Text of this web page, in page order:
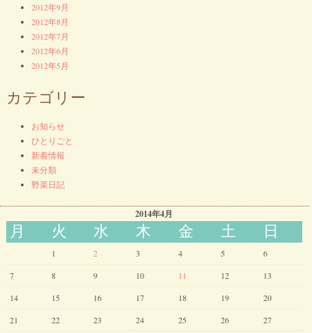
2012年9月
2012年8月
2012年7月
2012年6月
2012年5月
カテゴリー
お知らせ
ひとりごと
新着情報
未分類
野菜日記
2014年4月
月 火 水 木 金 土 日
1 2 3 4 5
6
7
8 9 10 11 12
13
14
15 16 17 18 19
20
21
22 23 24 25 26 27